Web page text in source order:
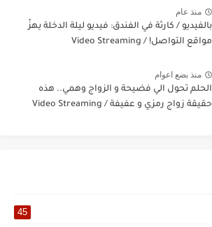
منذ عام
بالفيديو / كارثة في الفندق: فيديو ليلة الدخلة يهزّ
مواقع التواصل! / Video Streaming
منذ بضع اعوام
الحلم تحول الي فضيحة و الزواج وهمي.. هذه
حقيقة زواج رمزي و عفيفة / Video Streaming
45